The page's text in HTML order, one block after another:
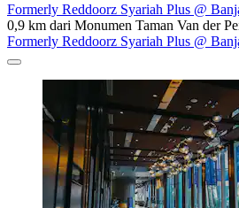
Formerly Reddoorz Syariah Plus @
0,9 km dari Monumen Taman Van der
Formerly Reddoorz Syariah Plus @